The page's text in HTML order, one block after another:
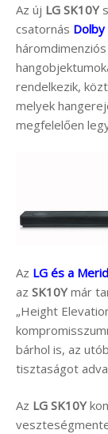
Az új LG SK10Y
csatornás
rendelkezik,
melyek
megfelelően
Az LG és a
az SK10Ymár
„Height
bárhol is, az
tisztaságot
Az LG SK10Y